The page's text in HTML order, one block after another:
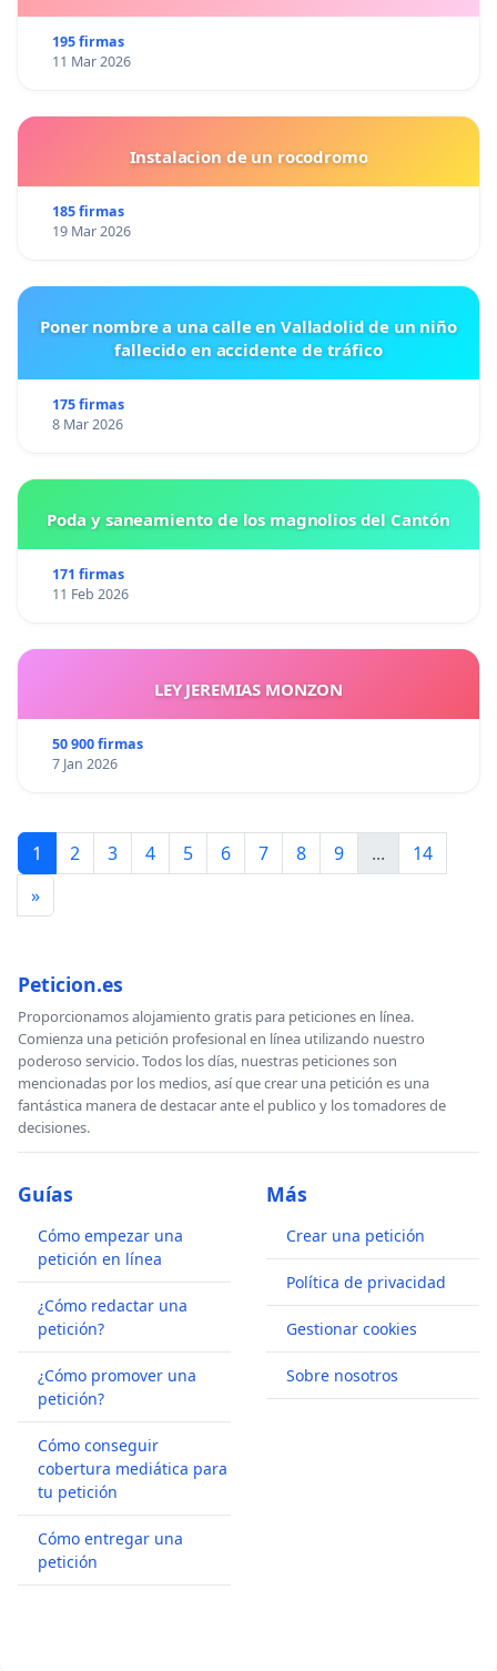
195 firmas
11 Mar 2026
Instalacion de un rocodromo
185 firmas
19 Mar 2026
Poner nombre a una calle en Valladolid de un niño
fallecido en accidente de tráfico
175 firmas
8 Mar 2026
Poda y saneamiento de los magnolios del Cantón
171 firmas
11 Feb 2026
LEY JEREMIAS MONZON
50 900 firmas
7 Jan 2026
1 2 3 4 5 6 7 8 9 ...
14
»
Peticion.es
Proporcionamos alojamiento gratis para peticiones en línea.
Comienza una petición profesional en línea utilizando nuestro
poderoso servicio. Todos los días, nuestras peticiones son
mencionadas por los medios, así que crear una petición es una
fantástica manera de destacar ante el publico y los tomadores de
decisiones.
Guías
Cómo empezar una
petición en línea
¿Cómo redactar una
petición?
¿Cómo promover una
petición?
Cómo conseguir
cobertura mediática para
tu petición
Cómo entregar una
petición
Más
Crear una petición
Política de privacidad
Gestionar cookies
Sobre nosotros